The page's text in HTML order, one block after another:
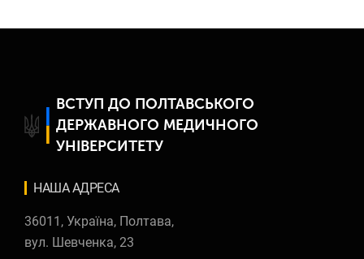
ВСТУП ДО ПОЛТАВСЬКОГО
ДЕРЖАВНОГО МЕДИЧНОГО
УНІВЕРСИТЕТУ
НАША AДРЕСА
36011, Україна, Полтава,
вул. Шевченка, 23